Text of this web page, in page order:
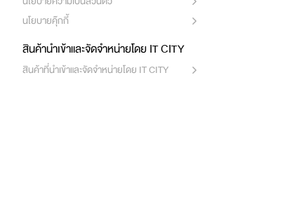
นโยบายคุ๊กกี้
สินค้านำเข้าและจัดจำหน่ายโดย IT CITY
สินค้าที่นำเข้าและจัดจำหน่ายโดย IT CITY